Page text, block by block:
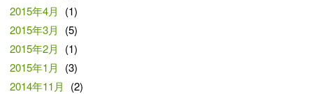
2015年4月
(1)
2015年3月
(5)
2015年2月
(1)
2015年1月
(3)
2014年11月
(2)